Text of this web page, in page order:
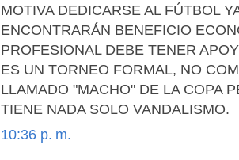
MOTIVA DEDICARSE AL FÚTBOL
ENCONTRARÁN BENEFICIO
PROFESIONAL DEBE TENER
ES UN TORNEO FORMAL, NO
LLAMADO "MACHO" DE LA COPA
TIENE NADA SOLO VANDALISMO.
10:36 p. m.